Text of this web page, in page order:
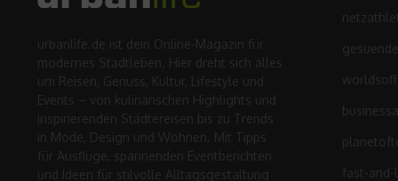
urbanlife.de ist dein Online-Magazin für
modernes Stadtleben. Hier dreht sich alles
um Reisen, Genuss, Kultur, Lifestyle und
Events – von kulinarischen Highlights und
inspirierenden Städtereisen bis zu Trends
in Mode, Design und Wohnen. Mit Tipps
für Ausflüge, spannenden Eventberichten
und Ideen für stilvolle Alltagsgestaltung
fast-